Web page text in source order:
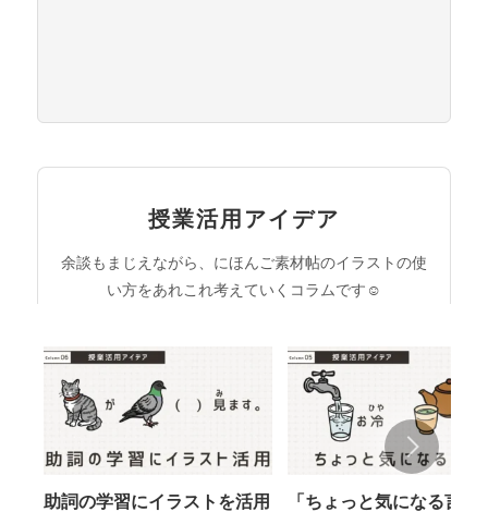
授業活用アイデア
余談もまじえながら、にほんご素材帖のイラストの使
い方をあれこれ考えていくコラムです☺︎
助詞の学習にイラストを活用
「ちょっと気になる言葉